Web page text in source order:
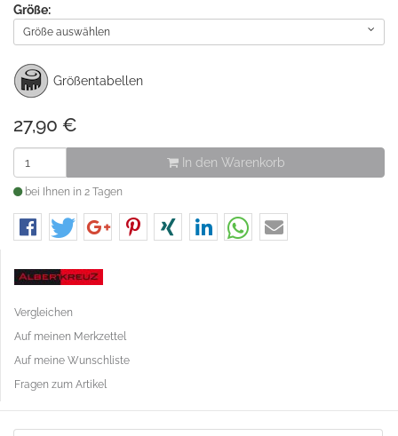
Größe:
Größe auswählen
Größentabellen
27,90 €
In den Warenkorb
bei Ihnen in 2 Tagen
Vergleichen
Auf meinen Merkzettel
Auf meine Wunschliste
Fragen zum Artikel